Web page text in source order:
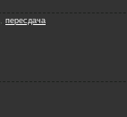
пересдача